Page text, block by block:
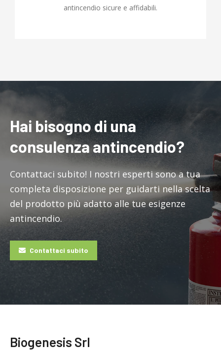
antincendio sicure e affidabili.
Hai bisogno di una
consulenza antincendio?
Contattaci subito! I nostri esperti sono a tua
completa disposizione per guidarti nella scelta
del prodotto più adatto alle tue esigenze
antincendio.
Contattaci subito
Biogenesis Srl